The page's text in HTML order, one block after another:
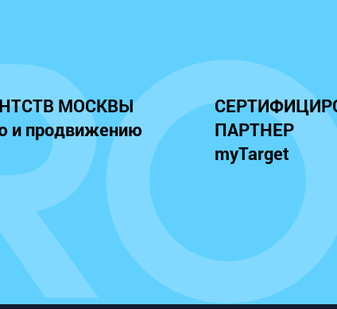
МОСКВЫ
и продвижению
ПАРТНЕР
myTarget